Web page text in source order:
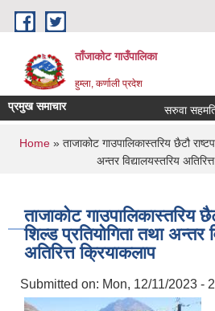
Skip to main content
ताँजाकोट गाउँपालिका
हुम्ला, कर्णाली प्रदेश
प्रमुख समाचार
You are here
Home » ताजाकोट गाउपालिकास्तरिय छैटौ
अन्तर विद्यालयस्तरिय
ताजाकोट गाउपालिकास्तरिय
शिल्ड प्रतियोगिता तथा अन्तर
अतिरित्त क्रियाकलाप
Submitted on: Mon, 12/11/2023 -